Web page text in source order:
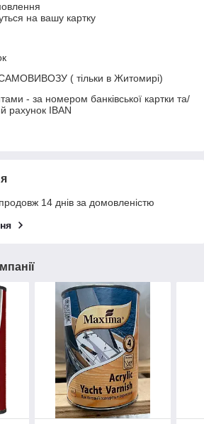
на вашу картку
САМОВИВОЗУ ( тільки в Житомирі)
- за номером банківської картки та/
рахунок IBAN
14 днів за домовленістю